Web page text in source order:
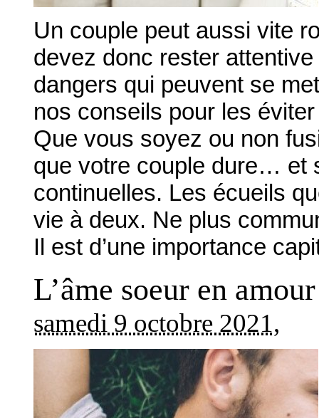
Un couple peut aussi vite
devez donc rester
dangers qui peuvent se
nos conseils pour les
Que vous soyez ou non
que votre couple dure… et
continuelles. Les écueils
vie à deux. Ne plus
Il est d’une importance
L’âme soeur en
samedi 9 octobre 2021,